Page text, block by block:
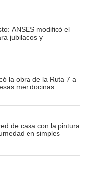
ANSES modificó el
jubilados y
la obra de la Ruta 7 a
mendocinas
de casa con la pintura
en simples